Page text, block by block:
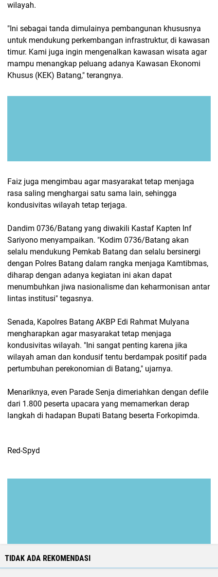
wilayah.
"Ini sebagai tanda dimulainya pembangunan khususnya
untuk mendukung perkembangan infrastruktur, di kawasan
timur. Kami juga ingin mengenalkan kawasan wisata agar
mampu menangkap peluang adanya Kawasan Ekonomi
Khusus (KEK) Batang," terangnya.
Faiz juga mengimbau agar masyarakat tetap menjaga
rasa saling menghargai satu sama lain, sehingga
kondusivitas wilayah tetap terjaga.
Dandim 0736/Batang yang diwakili Kastaf Kapten Inf
Sariyono menyampaikan. "Kodim 0736/Batang akan
selalu mendukung Pemkab Batang dan selalu bersinergi
dengan Polres Batang dalam rangka menjaga Kamtibmas,
diharap dengan adanya kegiatan ini akan dapat
menumbuhkan jiwa nasionalisme dan keharmonisan antar
lintas institusi" tegasnya.
Senada, Kapolres Batang AKBP Edi Rahmat Mulyana
mengharapkan agar masyarakat tetap menjaga
kondusivitas wilayah. "Ini sangat penting karena jika
wilayah aman dan kondusif tentu berdampak positif pada
pertumbuhan perekonomian di Batang," ujarnya.
Menariknya, even Parade Senja dimeriahkan dengan defile
dari 1.800 peserta upacara yang memamerkan derap
langkah di hadapan Bupati Batang beserta Forkopimda.
Red-Spyd
TIDAK ADA REKOMENDASI